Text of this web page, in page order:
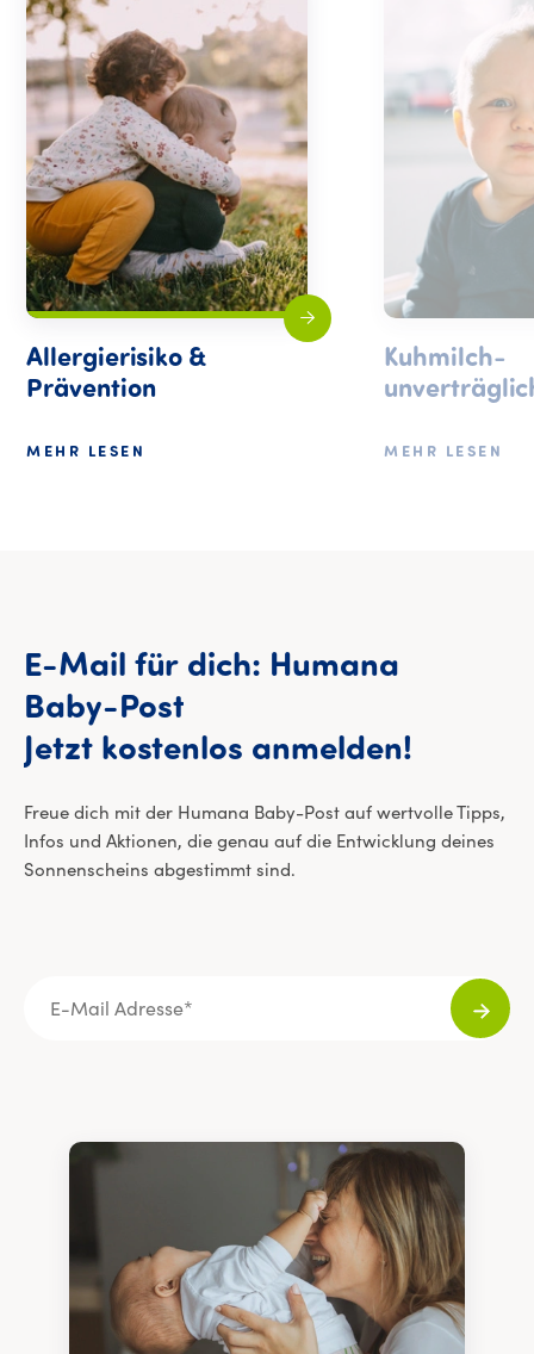
Allergierisiko &
Prävention
MEHR LESEN
Kuhmilch-
MEHR LESEN
E-Mail für dich: Humana
Baby-Post
Jetzt kostenlos anmelden!
Freue dich mit der Humana Baby-Post auf wertvolle Tipps,
Infos und Aktionen, die genau auf die Entwicklung deines
Sonnenscheins abgestimmt sind.